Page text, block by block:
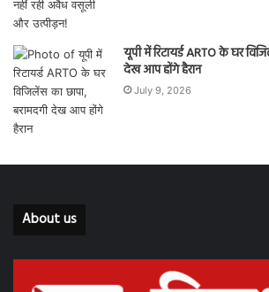
यूपी में रिटायर्ड ARTO के घर
देख आप होंगे हैरान
July 9, 2026
About us